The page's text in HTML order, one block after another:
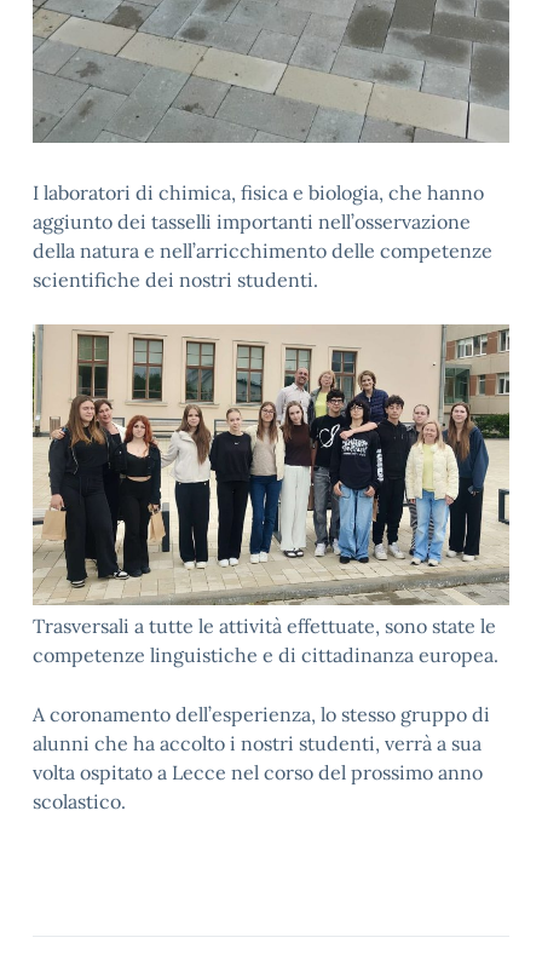
I laboratori di chimica, fisica e biologia, che hanno
aggiunto dei tasselli importanti nell’osservazione
della natura e nell’arricchimento delle competenze
scientifiche dei nostri studenti.
Trasversali a tutte le attività effettuate, sono state le
competenze linguistiche e di cittadinanza europea.
A coronamento dell’esperienza, lo stesso gruppo di
alunni che ha accolto i nostri studenti, verrà a sua
volta ospitato a Lecce nel corso del prossimo anno
scolastico.